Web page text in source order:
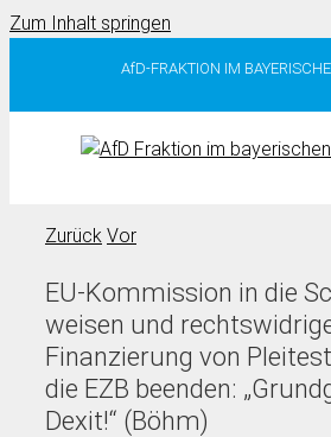
Zum Inhalt springen
AfD-FRAKTION IM
Zurück Vor
EU-Kommission in die
weisen und
Finanzierung von
die EZB beenden:
Dexit!“ (Böhm)